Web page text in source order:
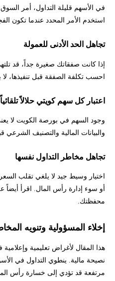
في الأسهم قليلة التداول، أمر
استخدم الأمر المحدد عندما تكون
تجاهل الحد الأدنى للعمولة
إذا كانت صفقاتك صغيرة جداً، قد
احسب تكلفة الصفقة قبل تنفيذها، لا
اعتبار كل سهم كويتي حلالاً تلقائياً
وجود السهم في بورصة الكويت لا
والبيانات المالية والتصنيف الشرعي
تجاهل مخاطر التداول نفسها
اختيار وسيط جيد لا يلغي تقلب
أو سوء إدارة رأس المال. اقرأ أيضاً
محفظتك.
إخلاء المسؤولية وتنويه
هذا المقال لأغراض تعليمية
نصيحة مالية. ينطوي التداول في
مرتفعة قد تؤدي إلى خسارة رأس